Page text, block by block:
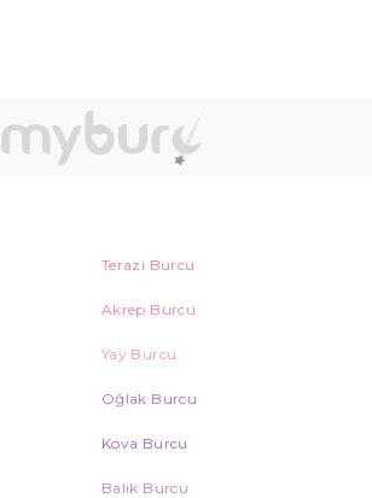
Terazi Burcu
Akrep Burcu
Yay Burcu
Oğlak Burcu
Kova Burcu
Balık Burcu